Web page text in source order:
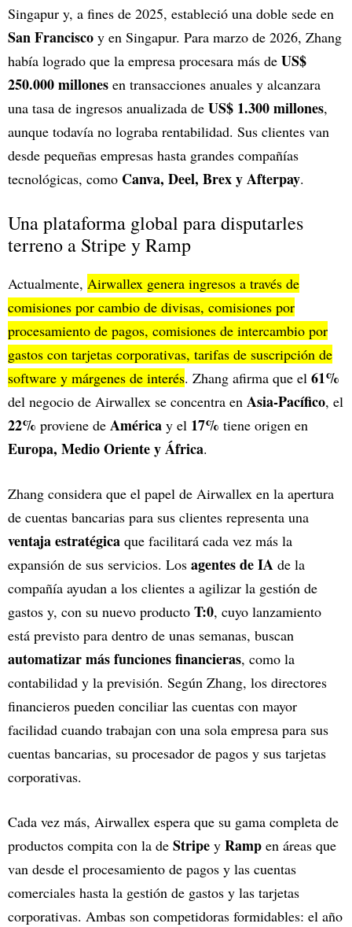
Singapur y, a fines de 2025, estableció una doble sede en
San Francisco y en Singapur. Para marzo de 2026, Zhang
había logrado que la empresa procesara más de US$
250.000 millones en transacciones anuales y alcanzara
una tasa de ingresos anualizada de US$ 1.300 millones,
aunque todavía no lograba rentabilidad. Sus clientes van
desde pequeñas empresas hasta grandes compañías
tecnológicas, como Canva, Deel, Brex y Afterpay.
Una plataforma global para disputarles
terreno a Stripe y Ramp
Actualmente, Airwallex genera ingresos a través de
comisiones por cambio de divisas, comisiones por
procesamiento de pagos, comisiones de intercambio por
gastos con tarjetas corporativas, tarifas de suscripción de
software y márgenes de interés. Zhang afirma que el 61%
del negocio de Airwallex se concentra en Asia-Pacífico, el
22% proviene de América y el 17% tiene origen en
Europa, Medio Oriente y África.
Zhang considera que el papel de Airwallex en la apertura
de cuentas bancarias para sus clientes representa una
ventaja estratégica que facilitará cada vez más la
expansión de sus servicios. Los agentes de IA de la
compañía ayudan a los clientes a agilizar la gestión de
gastos y, con su nuevo producto T:0, cuyo lanzamiento
está previsto para dentro de unas semanas, buscan
automatizar más funciones financieras, como la
contabilidad y la previsión. Según Zhang, los directores
financieros pueden conciliar las cuentas con mayor
facilidad cuando trabajan con una sola empresa para sus
cuentas bancarias, su procesador de pagos y sus tarjetas
corporativas.
Cada vez más, Airwallex espera que su gama completa de
productos compita con la de Stripe y Ramp en áreas que
van desde el procesamiento de pagos y las cuentas
comerciales hasta la gestión de gastos y las tarjetas
corporativas. Ambas son competidoras formidables: el año